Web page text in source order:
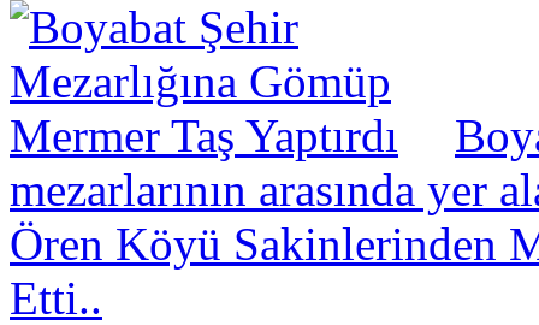
mezarlarının arasında yer
Ören Köyü Sakinlerinden
Etti..